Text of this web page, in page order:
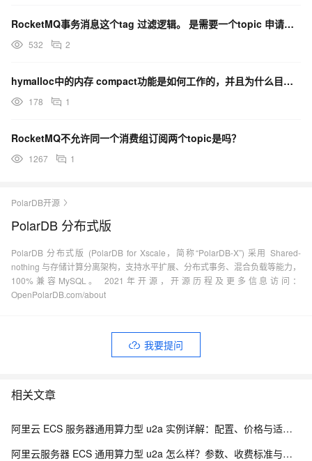
RocketMQ事务消息这个tag 过滤逻辑。 是需要一个topic 申请多个消费者组吗？
532 2
hymalloc中的内存 compact功能是如何工作的，并且为什么目前没有实现update功能？
178 1
RocketMQ不允许同一个消费组订阅两个topic是吗？
1267 1
PolarDB开源
PolarDB 分布式版
PolarDB 分布式版 (PolarDB for Xscale，简称“PolarDB-X”) 采用 Shared-
nothing 与存储计算分离架构，支持水平扩展、分布式事务、混合负载等能力，
100%兼容MySQL。 2021年开源，开源历程及更多信息访问：
OpenPolarDB.com/about
我要提问
相关文章
阿里云 ECS 服务器通用算力型 u2a 实例详解：配置、价格与适用业务场景
阿里云服务器 ECS 通用算力型 u2a 怎么样？参数、收费标准与业务场景